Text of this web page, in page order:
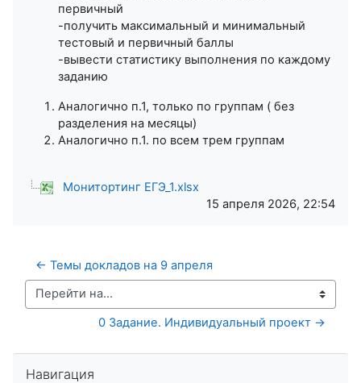
первичный
-получить максимальный и минимальный
тестовый и первичный баллы
-вывести статистику выполнения по каждому
заданию
Аналогично п.1, только по группам ( без
разделения на месяцы)
Аналогично п.1. по всем трем группам
Монитортинг ЕГЭ_1.xlsx
15 апреля 2026, 22:54
← Темы докладов на 9 апреля
Перейти на...
0 Задание. Индивидуальный проект →
Навигация